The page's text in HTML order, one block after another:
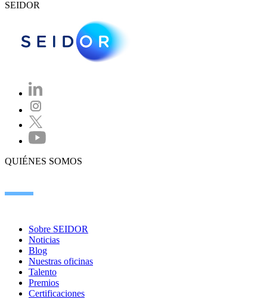
SEIDOR
QUIÉNES SOMOS
Sobre SEIDOR
Noticias
Blog
Nuestras oficinas
Talento
Premios
Certificaciones